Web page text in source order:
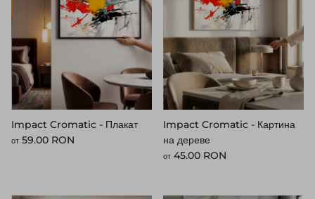
Impact Cromatic - Плакат
Стандартная цена
от 59.00 RON
Impact Cromatic - Картина
на дереве
Стандартная цена
от 45.00 RON